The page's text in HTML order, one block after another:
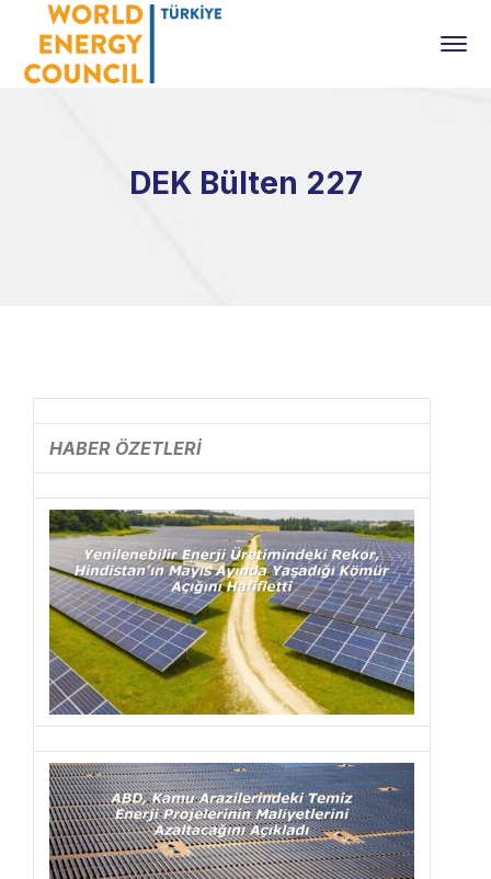
DEK Bülten 227
HABER ÖZETLERİ